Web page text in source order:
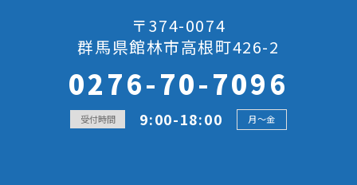
〒374-0074
群馬県館林市高根町426-2
0276-70-7096
受付時間 9:00-18:00 月～金